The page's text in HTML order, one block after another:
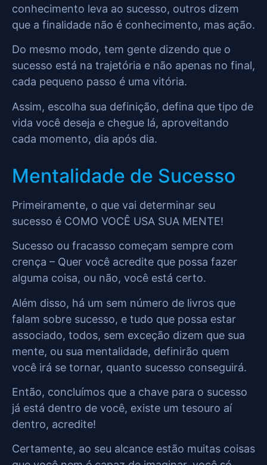
conhecimento leva ao sucesso, outros dizem
que a finalidade não é conhecimento, mas ação.
Do mesmo modo, tem gente dizendo que o
sucesso está na trajetória e não apenas no final,
cada pequeno passo é uma vitória.
Assim, escolha sua definição, defina que tipo de
vida você deseja e chegue lá, aproveitando
cada momento, dia após dia.
Mentalidade de Sucesso
Primeiramente, o que vai determinar seu
sucesso é COMO VOCÊ USA SUA MENTE!
Sucesso ou fracasso começam sempre com
crença – Quer você acredite que possa fazer
alguma coisa, ou não, você está certo.
Além disso, há um sem número de livros que
falam sobre sucesso, e tudo que possa estar
associado, todos, sem exceção dizem que sua
mente, ou sua mentalidade, definirão quem
você irá se tornar, quanto sucesso conseguirá.
Então, concluímos que a chave para o sucesso
já está dentro de você, existe um tesouro aí
dentro, acredite!
Certamente, ao seu alcance estão muitas coisas